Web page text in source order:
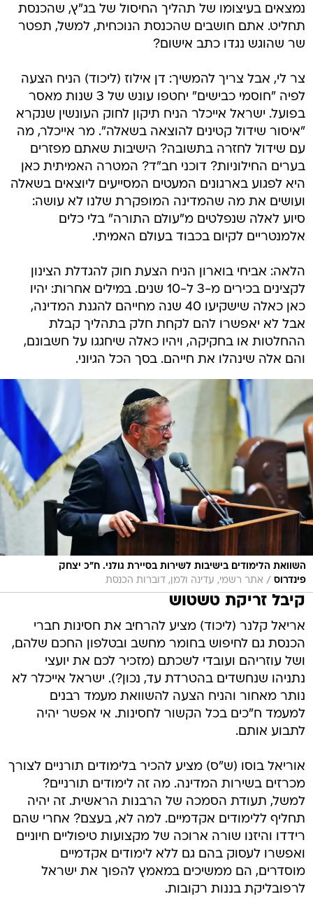
נמצאים בעיצומו של תהליך החיסול של בג"ץ, שהכנסת
תחליט. אתם חושבים שהכנסת הנוכחית, למשל, תפטר
שר שהוגש נגדו כתב אישום?
צר לי, אבל צריך להמשיך: דן אילוז (ליכוד) הניח הצעה
לפיה "חוסמי כבישים" יחטפו עונש של 3 שנות מאסר
בפועל. ישראל אייכלר הניח תיקון לחוק העונשין שנקרא
"איסור שידול קטינים להוצאה בשאלה". מר אייכלר, מה
עם שידול לחזרה בתשובה? הישיבות שאתם מפזרים
בערים החילוניות? דוכני חב"ד? המטרה האמיתית כאן
היא לפגוע בארגונים המעטים המסייעים ליוצאים בשאלה
ועושים את מה שהמדינה המופקרת שלנו לא עושה:
סיוע לאלה שנפלטים מ"עולם התורה" בלי כלים
אלמנטריים לקיום בכבוד בעולם האמיתי.
הלאה: אביחי בוארון הניח הצעת חוק להגדלת הצינון
לקצינים בכירים מ-3 ל-10 שנים. במילים אחרות: יהיו
כאן כאלה שישקיעו 40 שנה מחייהם להגנת המדינה,
אבל לא יאפשרו להם לקחת חלק בתהליך קבלת
ההחלטות או בחקיקה, ויהיו כאלה שיחגגו על חשבונם,
והם אלה שינהלו את חייהם. בסך הכל הגיוני.
השוואת הלימודים בישיבות לשירות בסיירת גולני. ח"כ יצחק
פינדרוס / אתר רשמי, עדינה ולמן, דוברות הכנסת
קיבל זריקת טשטוש
אריאל קלנר (ליכוד) מציע להרחיב את חסינות חברי
הכנסת גם לחיפוש בחומר מחשב ובטלפון החכם שלהם,
ושל עוזריהם ועובדי לשכתם (מזכיר לכם את יועצי
נתניהו שנחשדים בהטרדת עד, נכון?). ישראל אייכלר לא
נותר מאחור והניח הצעה להשוואת מעמד רבנים
למעמד ח"כים בכל הקשור לחסינות. אי אפשר יהיה
לתבוע אותם.
אוריאל בוסו (ש"ס) מציע להכיר בלימודים תורניים לצורך
מכרזים בשירות המדינה. מה זה לימודים תורניים?
למשל, תעודת הסמכה של הרבנות הראשית. זה יהיה
תחליף ללימודים אקדמיים. למה לא, בעצם? אחרי שהם
רידדו והיזנו שורה ארוכה של מקצועות טיפוליים חיוניים
ואפשרו לעסוק בהם גם ללא לימודים אקדמיים
מוסדרים, הם ממשיכים במאמץ להפוך את ישראל
לרפובליקת בננות רקובות.